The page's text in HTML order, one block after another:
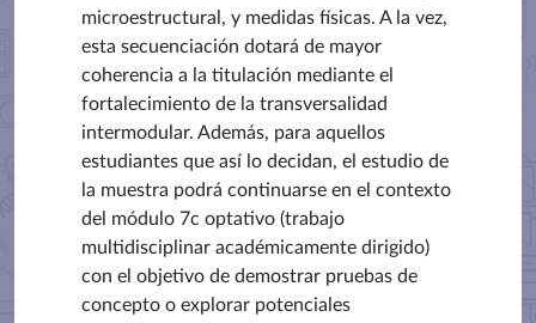
microestructural, y medidas físicas. A la vez,
esta secuenciación dotará de mayor
coherencia a la titulación mediante el
fortalecimiento de la transversalidad
intermodular. Además, para aquellos
estudiantes que así lo decidan, el estudio de
la muestra podrá continuarse en el contexto
del módulo 7c optativo (trabajo
multidisciplinar académicamente dirigido)
con el objetivo de demostrar pruebas de
concepto o explorar potenciales